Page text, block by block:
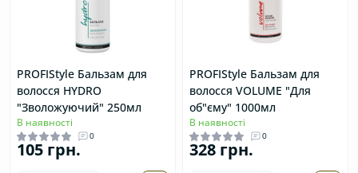
PROFIStyle Бальзам для
волосся HYDRO
"Зволожуючий" 250мл
В наявності
0
105 грн.
PROFIStyle Бальзам для
волосся VOLUME "Для
об"єму" 1000мл
В наявності
0
328 грн.